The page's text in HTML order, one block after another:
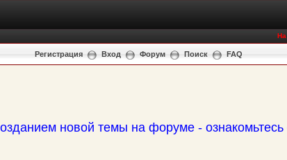
На
Регистрация Вход Форум Поиск FAQ
новой темы на форуме -